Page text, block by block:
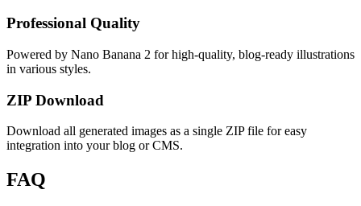
Professional Quality
Powered by Nano Banana 2 for high-quality, blog-ready illustrations
in various styles.
ZIP Download
Download all generated images as a single ZIP file for easy
integration into your blog or CMS.
FAQ